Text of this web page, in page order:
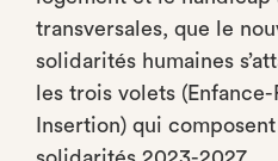
transversales, que le
solidarités humaines
les trois volets
Insertion) qui